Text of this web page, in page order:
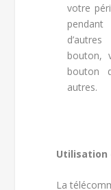
votre
bouton,
bouton
autres.
Utilisation
La